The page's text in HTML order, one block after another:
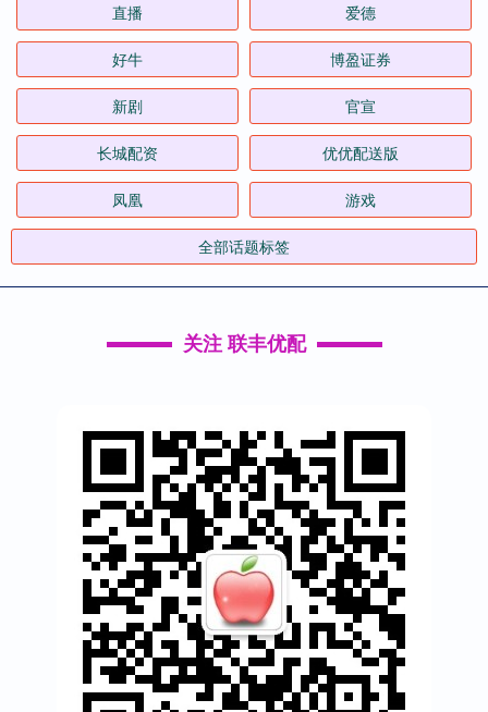
直播 爱德
好牛 博盈证券
新剧 官宣
长城配资 优优配送版
凤凰 游戏
全部话题标签
关注 联丰优配